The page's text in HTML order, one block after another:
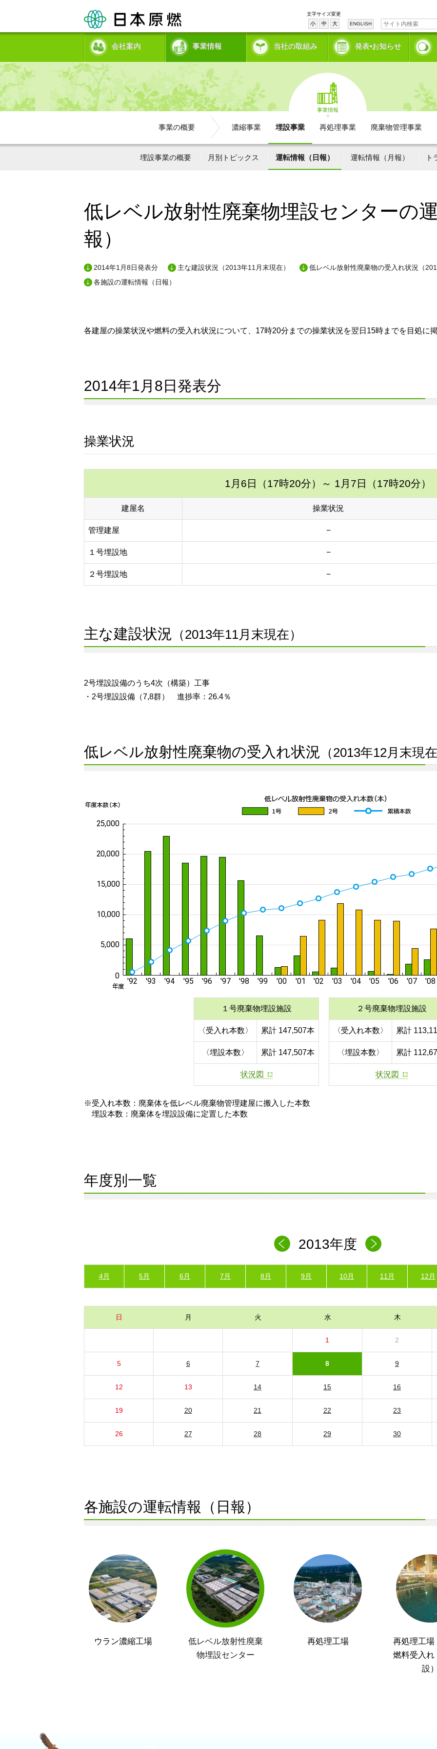
文字サイズ変更
小 中 大 ENGLISH
会社案内 事業情報 当社の取組み 発表•お知らせ
事業情報
事業の概要 濃縮事業 埋設事業 再処理事業 廃棄物管理事業
埋設事業の概要 月別トピックス 運転情報（日報） 運転情報（月報） ト
低レベル放射性廃棄物埋設センターの
報）
2014年1月8日発表分 主な建設状況（2013年11月末現在）
低レベル放射性廃棄物の受入れ状況（
各施設の運転情報（日報）
各建屋の操業状況や燃料の受入れ状況について、17時20分までの操業状況を翌日15時までを目処に
2014年1月8日発表分
操業状況
1月6日（17時20分） ～ 1月7日（17時20分）
建屋名 操業状況
管理建屋 −
１号埋設地 −
２号埋設地 −
主な建設状況 （2013年11月末現在）
2号埋設設備のうち4次（構築）工事
・2号埋設設備（7,8群） 進捗率：26.4％
低レベル放射性廃棄物の受入れ状況 （2013年12月末現
１号廃棄物埋設施設
〈受入れ本数〉 累計 147,507本
〈埋設本数〉 累計 147,507本
状況図
２号廃棄物埋設施設
〈受入れ本数〉 累計
〈埋設本数〉 累計
状況図
※受入れ本数：廃棄体を低レベル廃棄物管理建屋に搬入した本数
埋設本数：廃棄体を埋設設備に定置した本数
年度別一覧
2013年度
4月 5月 6月 7月 8月 9月 10月 11月 12月
日 月 火 水 木
1 2
5 6 7 8 9
12 13 14 15 16
19 20 21 22 23
26 27 28 29 30
各施設の運転情報（日報）
ウラン濃縮工場
低レベル放射性廃棄
物埋設センター
再処理工場
再処理工場
燃料受入れ
設